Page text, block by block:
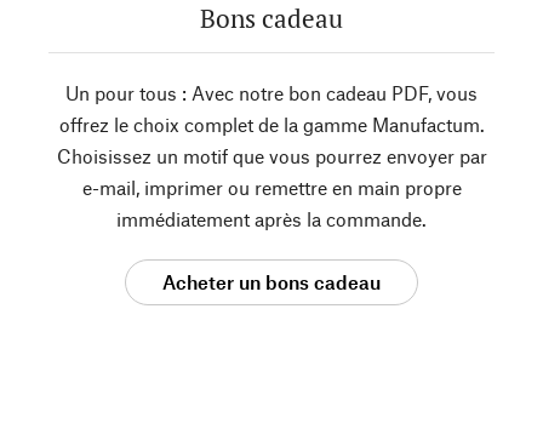
Bons cadeau
Un pour tous : Avec notre bon cadeau PDF, vous
offrez le choix complet de la gamme Manufactum.
Choisissez un motif que vous pourrez envoyer par
e-mail, imprimer ou remettre en main propre
immédiatement après la commande.
Acheter un bons cadeau